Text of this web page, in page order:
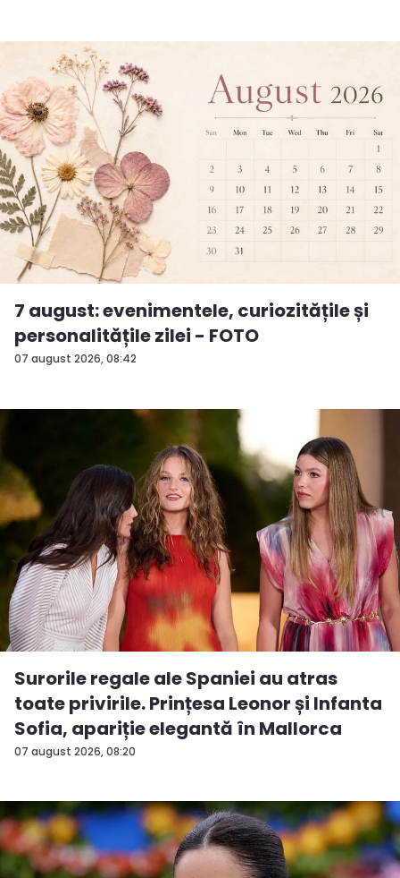
07 august 2026, 08:42
7 august: evenimentele, curiozitățile și
personalitățile zilei - FOTO
07 august 2026, 08:20
Surorile regale ale Spaniei au atras
toate privirile. Prințesa Leonor și Infanta
Sofia, apariție elegantă în Mallorca